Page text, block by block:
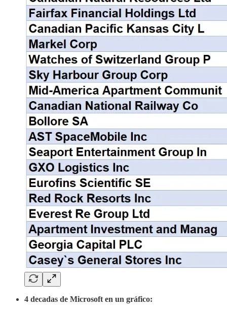
4 decadas de Microsoft en un gráfico: